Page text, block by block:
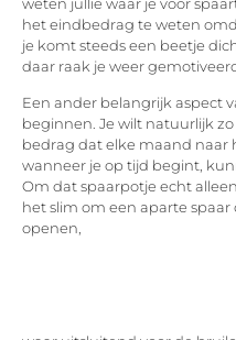
het eindbedrag te weten
je komt steeds een beetje
daar raak je weer
Een ander belangrijk aspect
beginnen. Je wilt natuurlijk
bedrag dat elke maand naar
wanneer je op tijd begint,
Om dat spaarpotje echt
het slim om een aparte
openen,